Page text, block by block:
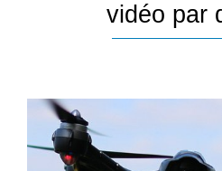
vidéo par